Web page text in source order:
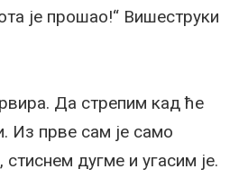
је прошао!“ Вишеструки
Да стрепим кад ће
Из прве сам је само
дугме и угасим је.